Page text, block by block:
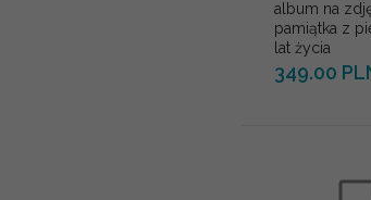
album na
pamiątka z
lat życia
349.00